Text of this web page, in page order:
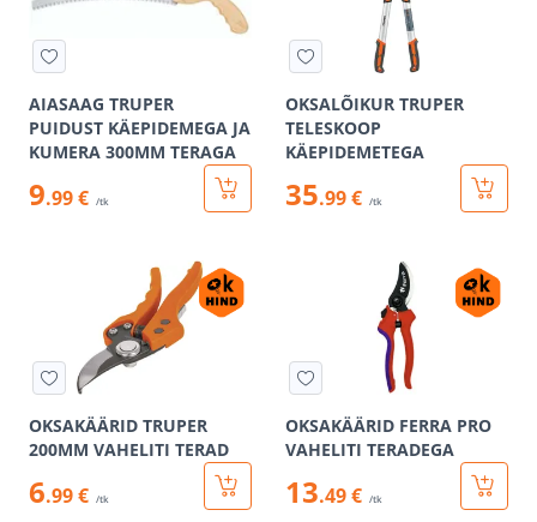
AIASAAG TRUPER
PUIDUST KÄEPIDEMEGA JA
KUMERA 300MM TERAGA
9.99 € /tk
OKSALÕIKUR TRUPER
TELESKOOP
KÄEPIDEMETEGA
35.99 € /tk
OKSAKÄÄRID TRUPER
200MM VAHELITI TERAD
6.99 € /tk
OKSAKÄÄRID FERRA PRO
VAHELITI TERADEGA
13.49 € /tk